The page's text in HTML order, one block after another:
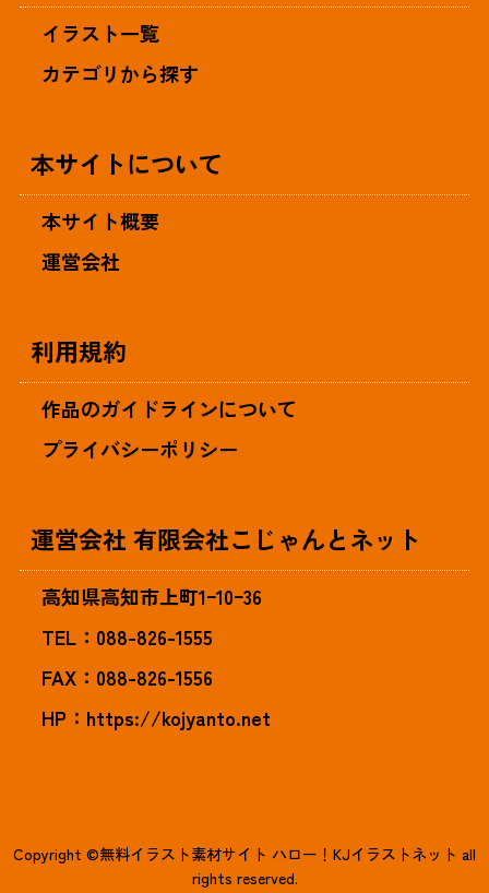
イラスト一覧
カテゴリから探す
本サイトについて
本サイト概要
運営会社
利用規約
作品のガイドラインについて
プライバシーポリシー
運営会社 有限会社こじゃんとネット
高知県高知市上町1ｰ10ｰ36
TEL：088-826-1555
FAX：088-826-1556
HP： https://kojyanto.net
Copyright ©無料イラスト素材サイト ハロー！KJイラストネット all
rights reserved.